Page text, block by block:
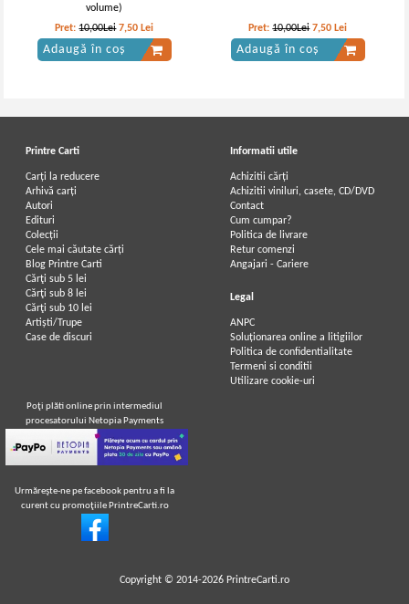
volume)
Pret:10,00Lei 7,50 Lei
Adaugă în coș
Pret:10,00Lei 7,50 Lei
Adaugă în coș
Printre Carti
Carți la reducere
Arhivă carți
Autori
Edituri
Colecții
Cele mai căutate cărți
Blog Printre Carti
Cărţi sub 5 lei
Cărţi sub 8 lei
Cărţi sub 10 lei
Artiști/Trupe
Case de discuri
Informatii utile
Achizitii cărți
Achizitii viniluri, casete, CD/DVD
Contact
Cum cumpar?
Politica de livrare
Retur comenzi
Angajari - Cariere
Legal
ANPC
Soluționarea online a litigiilor
Politica de confidentialitate
Termeni si conditii
Utilizare cookie-uri
Poţi plăti online prin intermediul
procesatorului Netopia Payments
Urmăreşte-ne pe facebook pentru a fi la
curent cu promoţiile PrintreCarti.ro
Copyright © 2014-2026 PrintreCarti.ro